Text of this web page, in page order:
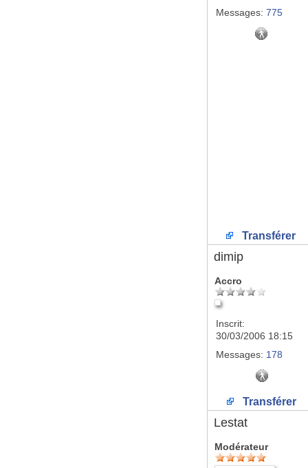
Messages: 775
Transférer
dimip
Accro
Inscrit:
30/03/2006 18:15
Messages: 178
Transférer
Lestat
Modérateur